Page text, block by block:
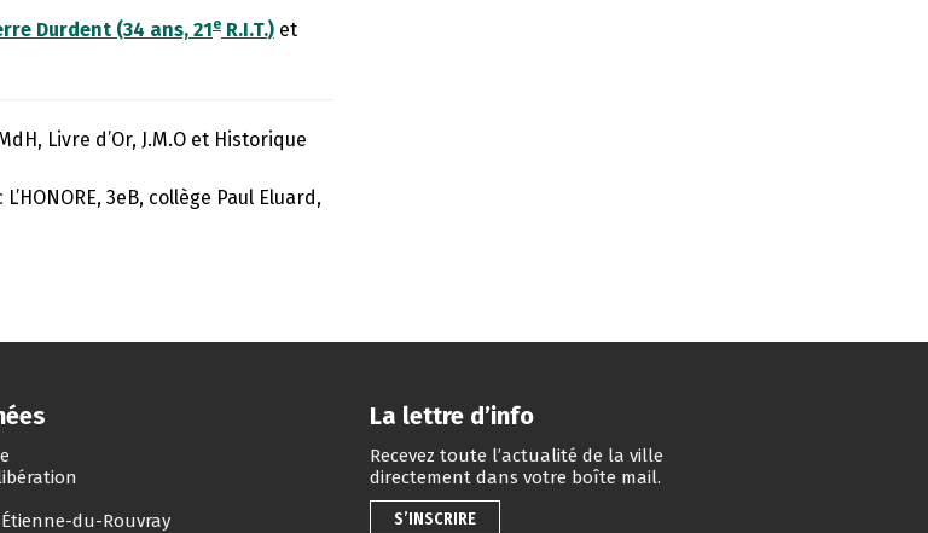
Durdent (34 ans, 21e R.I.T.) et
Livre d’Or, J.M.O et Historique
3eB, collège Paul Eluard,
du-Rouvray
La lettre d’info
Recevez toute l’actualité de la ville
directement dans votre boîte mail.
S’INSCRIRE